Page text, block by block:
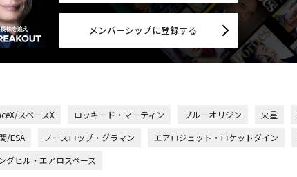
メンバーシップに登録する
スペースX ロッキード・マーティン ブルーオリジン 火星
/ESA
ノースロップ・グラマン エアロジェット・ロケットダイン
グヒル・エアロスペース